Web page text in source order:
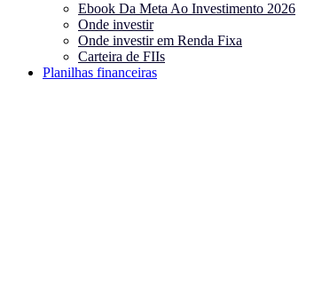
Ebook Da Meta Ao Investimento 2026
Onde investir
Onde investir em Renda Fixa
Carteira de FIIs
Planilhas financeiras